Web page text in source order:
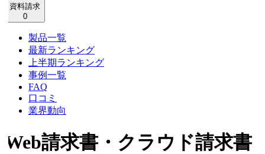
資料請求
製品一覧
最新ランキング
上半期ランキング
事例一覧
FAQ
口コミ
業界動向
請求書・クラウド請求書